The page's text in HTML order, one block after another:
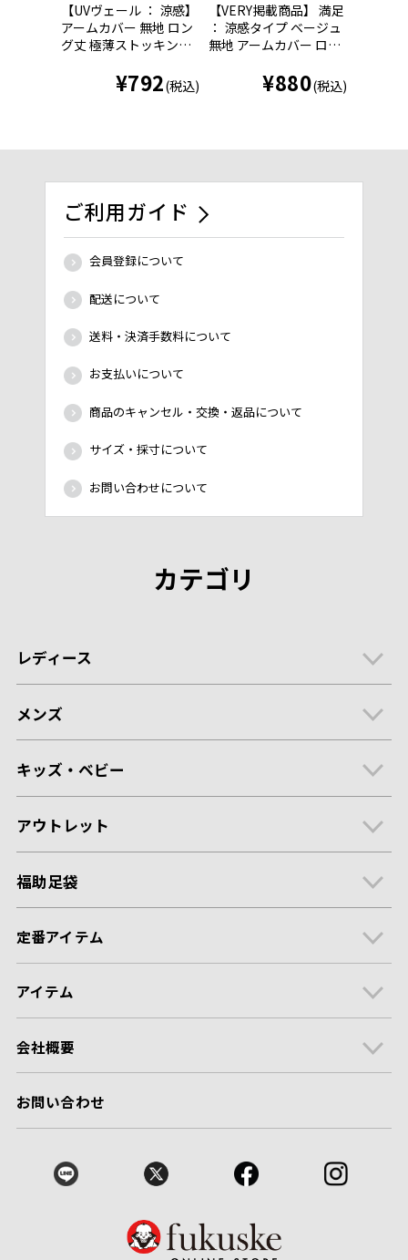
【UVヴェール ： 涼感】
アームカバー 無地 ロン
グ丈 極薄ストッキング
(006-1051)
¥792(税込)
【VERY掲載商品】 満足
： 涼感タイプ ベージュ
無地 アームカバー ロン
キング素材 (040-0541)
¥880(税込)
ご利用ガイド
会員登録について
配送について
送料・決済手数料について
お支払いについて
商品のキャンセル・交換・返品について
サイズ・採寸について
お問い合わせについて
カテゴリ
レディース
メンズ
キッズ・ベビー
アウトレット
福助足袋
定番アイテム
アイテム
会社概要
お問い合わせ